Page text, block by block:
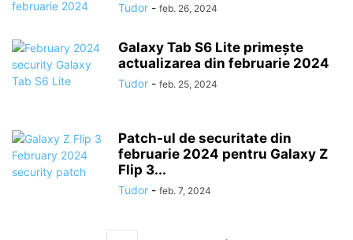
Tudor - feb. 26, 2024
Galaxy Tab S6 Lite primește
actualizarea din februarie 2024
Tudor - feb. 25, 2024
Patch-ul de securitate din
februarie 2024 pentru Galaxy Z
Flip 3...
Tudor - feb. 7, 2024